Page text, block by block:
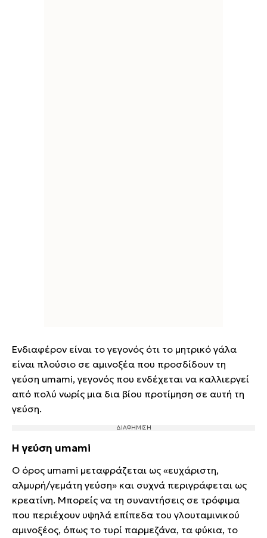
Ενδιαφέρον είναι το γεγονός ότι το μητρικό γάλα
είναι πλούσιο σε αμινοξέα που προσδίδουν τη
γεύση umami, γεγονός που ενδέχεται να καλλιεργεί
από πολύ νωρίς μια δια βίου προτίμηση σε αυτή τη
γεύση.
Η γεύση umami
Ο όρος umami μεταφράζεται ως «ευχάριστη,
αλμυρή/γεμάτη γεύση» και συχνά περιγράφεται ως
κρεατίνη. Μπορείς να τη συναντήσεις σε τρόφιμα
που περιέχουν υψηλά επίπεδα του γλουταμινικού
αμινοξέος, όπως το τυρί παρμεζάνα, τα φύκια, το